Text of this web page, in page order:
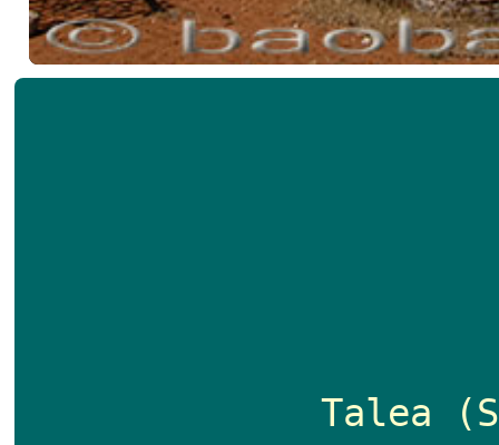
Talea